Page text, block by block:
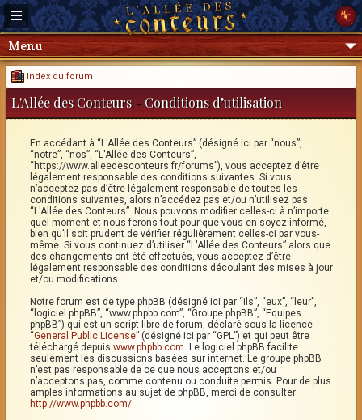
Menu
Index du forum
L'Allée des Conteurs - Conditions d’utilisation
En accédant à “L'Allée des Conteurs” (désigné ici par “nous”,
“notre”, “nos”, “L'Allée des Conteurs”,
“https://www.alleedesconteurs.fr/forums”), vous acceptez d’être
légalement responsable des conditions suivantes. Si vous
n’acceptez pas d’être légalement responsable de toutes les
conditions suivantes, alors n’accédez pas et/ou n’utilisez pas
“L'Allée des Conteurs”. Nous pouvons modifier celles-ci à n’importe
quel moment et nous ferons tout pour que vous en soyez informé,
bien qu’il soit prudent de vérifier régulièrement celles-ci par vous-
même. Si vous continuez d’utiliser “L'Allée des Conteurs” alors que
des changements ont été effectués, vous acceptez d’être
légalement responsable des conditions découlant des mises à jour
et/ou modifications.
Notre forum est de type phpBB (désigné ici par “ils”, “eux”, “leur”,
“logiciel phpBB”, “www.phpbb.com”, “Groupe phpBB”, “Equipes
phpBB”) qui est un script libre de forum, déclaré sous la licence
“General Public License” (désigné ici par “GPL”) et qui peut être
téléchargé depuis www.phpbb.com. Le logiciel phpBB facilite
seulement les discussions basées sur internet. Le groupe phpBB
n’est pas responsable de ce que nous acceptons et/ou
n’acceptons pas, comme contenu ou conduite permis. Pour de plus
amples informations au sujet de phpBB, merci de consulter:
http://www.phpbb.com/.